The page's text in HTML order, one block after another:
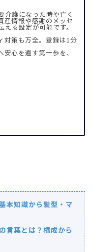
介護になった時や亡く
産情報や感謝のメッセ
る設定が可能です。
対策も万全。登録は1分
心を遺す第一歩を、
本知識から髪型・マ
言葉とは？構成から